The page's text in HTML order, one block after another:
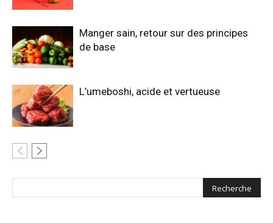
Manger sain, retour sur des principes
de base
L’umeboshi, acide et vertueuse